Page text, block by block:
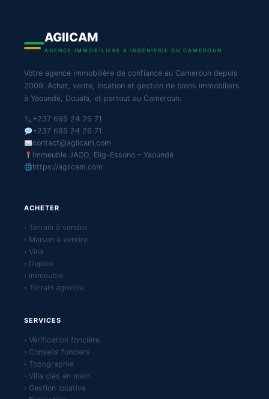
AGIICAM
AGENCE IMMOBILIÈRE & INGÉNIERIE DU CAMEROUN
Votre agence immobilière de confiance au Cameroun depuis
2009. Achat, vente, location et gestion de biens immobiliers
à Yaoundé, Douala, et partout au Cameroun.
+237 695 24 26 71
+237 695 24 26 71
contact@agiicam.com
Immeuble JACO, Elig-Essono – Yaoundé
https://agiicam.com
ACHETER
› Terrain à vendre
› Maison à vendre
› Villa
› Duplex
› Immeuble
› Terrain agricole
SERVICES
› Vérification foncière
› Conseils fonciers
› Topographie
› Villa clés en main
› Gestion locative